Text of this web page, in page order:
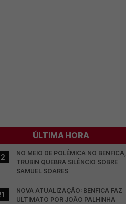
ÚLTIMA HORA
NO MEIO DE POLÉMICA NO BENFICA,
TRUBIN QUEBRA SILÊNCIO SOBRE
SAMUEL SOARES
NOVA ATUALIZAÇÃO: BENFICA FAZ
ULTIMATO POR JOÃO PALHINHA